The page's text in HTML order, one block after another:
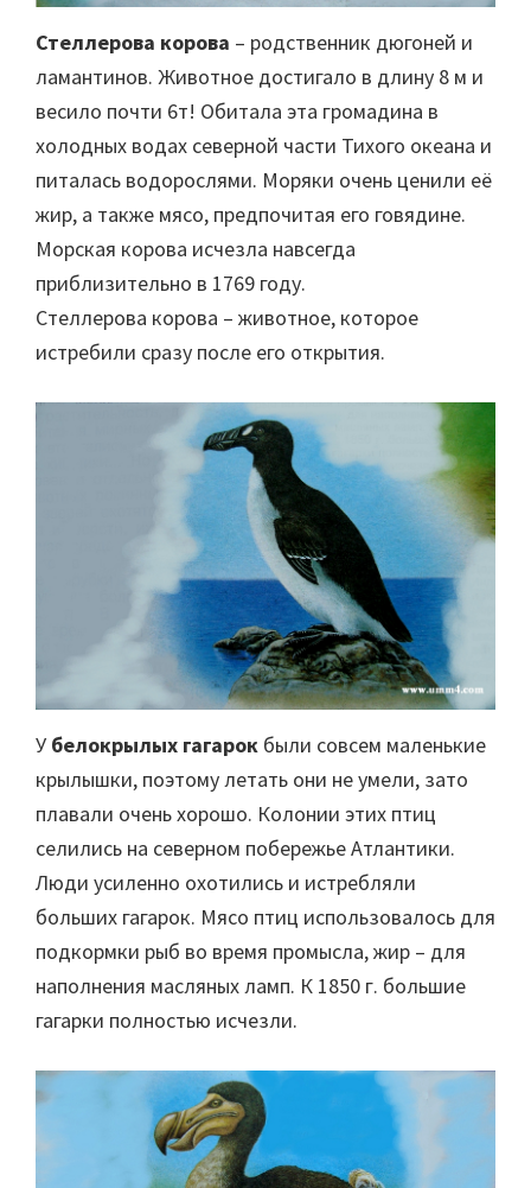
Стеллерова корова – родственник дюгоней и
ламантинов. Животное достигало в длину 8 м и
весило почти 6т! Обитала эта громадина в
холодных водах северной части Тихого океана и
питалась водорослями. Моряки очень ценили её
жир, а также мясо, предпочитая его говядине.
Морская корова исчезла навсегда
приблизительно в 1769 году.
Стеллерова корова – животное, которое
истребили сразу после его открытия.
У белокрылых гагарок были совсем маленькие
крылышки, поэтому летать они не умели, зато
плавали очень хорошо. Колонии этих птиц
селились на северном побережье Атлантики.
Люди усиленно охотились и истребляли
больших гагарок. Мясо птиц использовалось для
подкормки рыб во время промысла, жир – для
наполнения масляных ламп. К 1850 г. большие
гагарки полностью исчезли.